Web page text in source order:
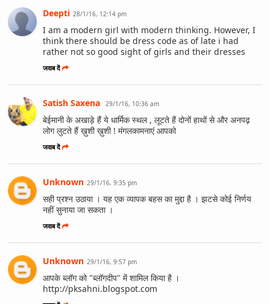
Deepti 28/1/16, 12:14 pm
I am a modern girl with modern thinking. However, I
think there should be dress code as of late i had
rather not so good sight of girls and their dresses
जवाब दें
Satish Saxena 29/1/16, 10:36 am
बेईमानी के अखाड़े हैं ये धार्मिक स्थल , लूटते हैं दोनों हाथों से और अनपढ़
लोग लुटते हैं ख़ुशी ख़ुशी ! मंगलकामनाएं आपको
जवाब दें
Unknown 29/1/16, 9:35 pm
सही प्रश्न उठाया । यह एक व्यापक बहस का मुद्दा है । झटसे कोई निर्णय
नहीं सुनाया जा सकता ।
जवाब दें
Unknown 29/1/16, 9:57 pm
आपके ब्लॉग को "ब्लॉगदीप" में शामिल किया है ।
http://pksahni.blogspot.com